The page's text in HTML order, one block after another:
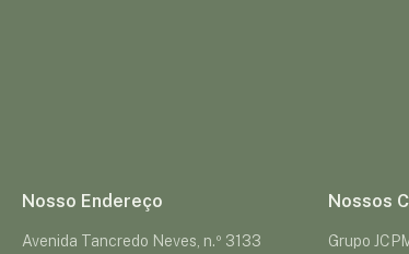
Nosso Endereço
Avenida Tancredo Neves, n.º 3133
Nossos
Grupo